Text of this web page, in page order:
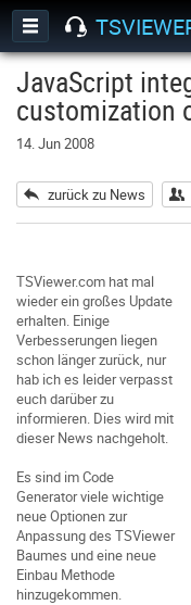
JavaScript
customization
14. Jun 2008
zurück zu News
TSViewer.com hat mal
wieder ein großes Update
erhalten. Einige
Verbesserungen liegen
schon länger zurück, nur
hab ich es leider verpasst
euch darüber zu
informieren. Dies wird mit
dieser News nachgeholt.
Es sind im Code
Generator viele wichtige
neue Optionen zur
Anpassung des TSViewer
Baumes und eine neue
Einbau Methode
hinzugekommen.